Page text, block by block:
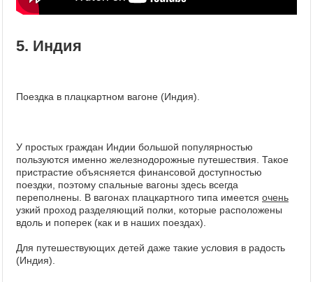
5. Индия
Поездка в плацкартном вагоне (Индия).
У простых граждан Индии большой популярностью
пользуются именно железнодорожные путешествия. Такое
пристрастие объясняется финансовой доступностью
поездки, поэтому спальные вагоны здесь всегда
переполнены. В вагонах плацкартного типа имеется очень
узкий проход разделяющий полки, которые расположены
вдоль и поперек (как и в наших поездах).
Для путешествующих детей даже такие условия в радость
(Индия).